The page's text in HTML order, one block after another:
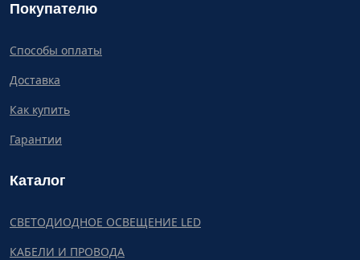
Покупателю
Способы оплаты
Доставка
Как купить
Гарантии
Каталог
СВЕТОДИОДНОЕ ОСВЕЩЕНИЕ LED
КАБЕЛИ И ПРОВОДА